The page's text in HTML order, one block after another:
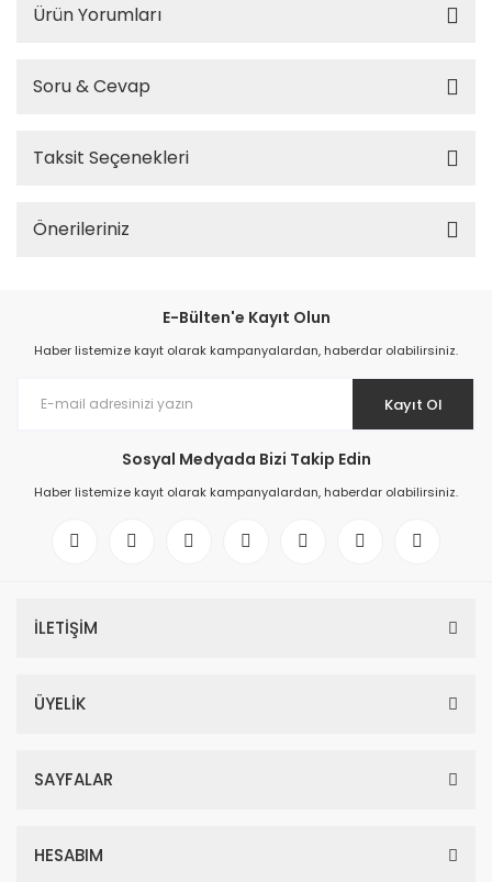
Ürün Yorumları
Soru & Cevap
Taksit Seçenekleri
Önerileriniz
E-Bülten'e Kayıt Olun
Haber listemize kayıt olarak kampanyalardan, haberdar olabilirsiniz.
Kayıt Ol
Sosyal Medyada Bizi Takip Edin
Haber listemize kayıt olarak kampanyalardan, haberdar olabilirsiniz.
İLETİŞİM
ÜYELİK
SAYFALAR
HESABIM